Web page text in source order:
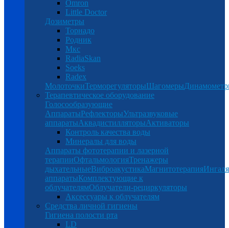
Omron
Little Doctor
Дозиметры
Торнадо
Родник
Мкс
RadiaSkan
Soeks
Radex
МолоточкиТерморегуляторыШагомеры
Терапевтическое оборудование
Голосообразующие
АппаратыРефлекторыУльтразвуковые
аппаратыАквадистилляторыАктиваторы
Контроль качества воды
Минералы для воды
Аппараты фототерапии и лазерной
терапииОфтальмологияТренажеры
дыхательныеВиброакустикаМагнитотерапия
аппаратыКомплектующие к
облучателямОблучатели-рециркуляторы
Аксессуары к облучателям
Средства личной гигиены
Гигиена полости рта
LD